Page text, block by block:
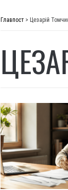
Главпост > Цезарій